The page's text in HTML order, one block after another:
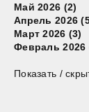
Май 2026 (2)
Апрель 2026
Март 2026 (3)
Февраль 2026
Показать /